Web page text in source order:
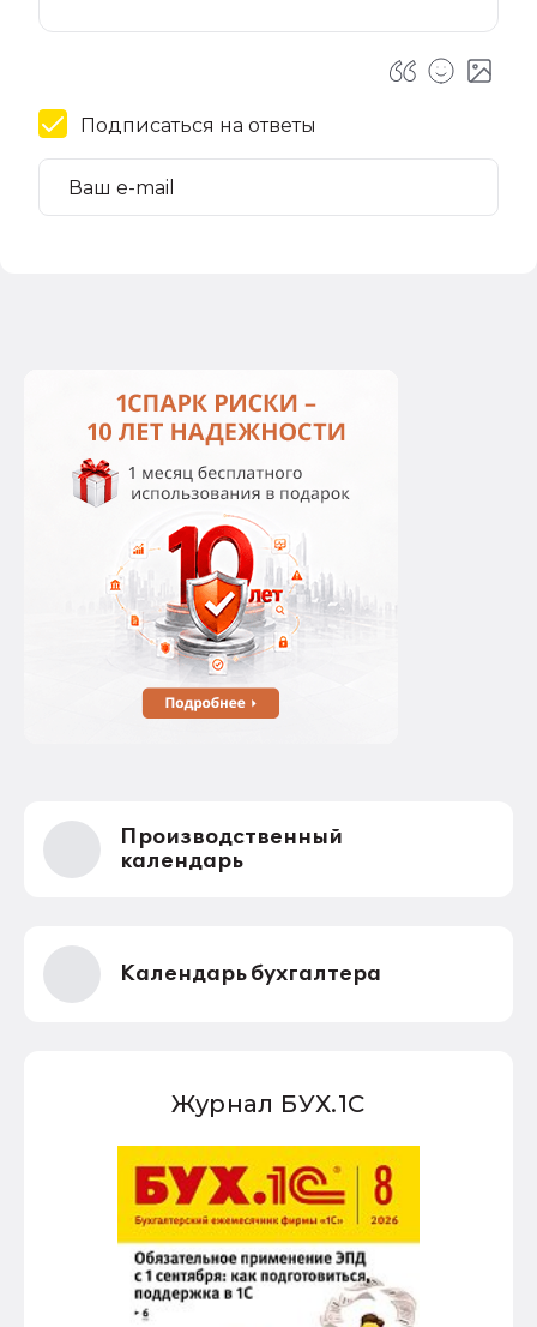
Подписаться на ответы
Производственный
календарь
Календарь бухгалтера
Журнал БУХ.1С